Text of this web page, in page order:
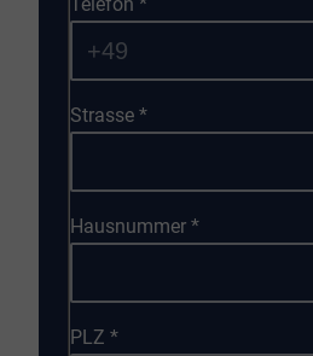
Strasse*
Hausnummer*
PLZ*